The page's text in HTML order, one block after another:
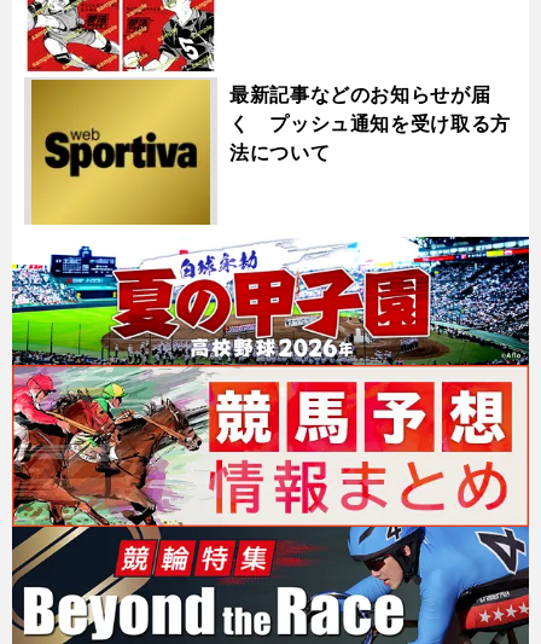
最新記事などのお知らせが届
く プッシュ通知を受け取る方
法について